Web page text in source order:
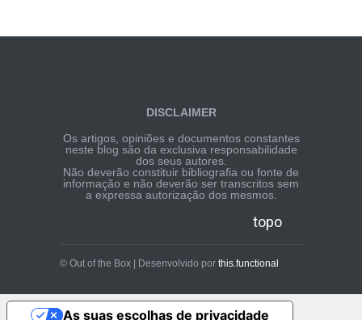
DISCLAIMER
Os artigos, opiniões e documentos constantes
neste blog são da exclusiva responsabilidade
dos seus autores.
Não deverão constituir bibliografia ou fonte de
informação e não deverão ser transcritos sem
a expressa autorização dos mesmos.
topo
© Out of the Box | Desenvolvido por this.functional
As suas escolhas de privacidade